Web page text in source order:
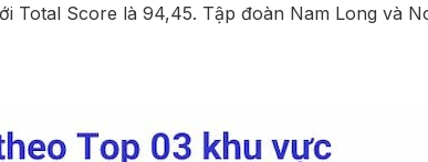
Total Score là 94,45. Tập đoàn Nam Long và